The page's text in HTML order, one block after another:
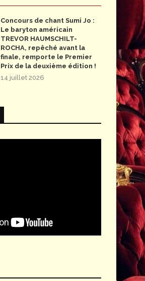
Concours de chant Sumi Jo :
Le baryton américain
TREVOR HAUMSCHILT-
ROCHA, repêché avant la
finale, remporte le Premier
Prix de la deuxième édition !
14 juillet 2026